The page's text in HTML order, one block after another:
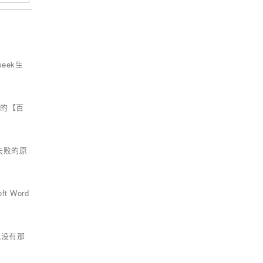
生
【百
败的原
Word
有那